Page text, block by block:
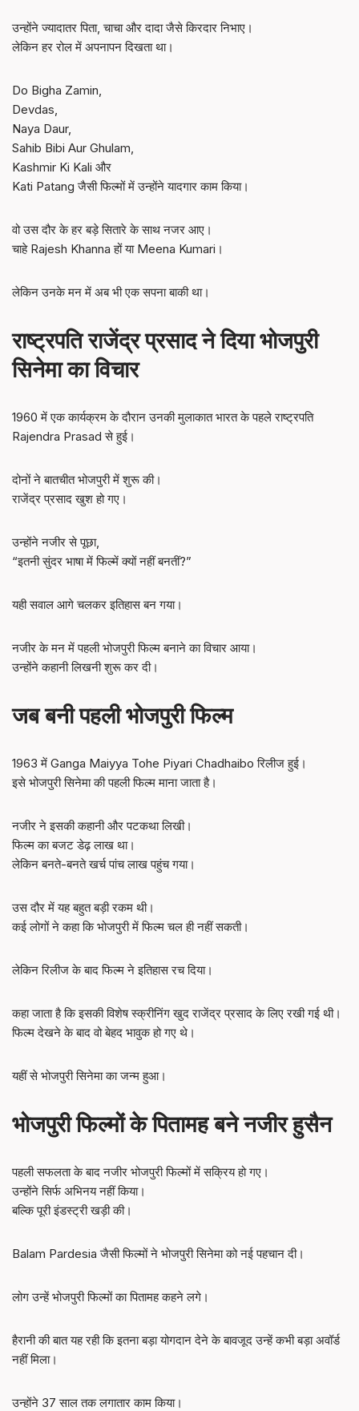
उन्होंने ज्यादातर पिता, चाचा और दादा जैसे किरदार निभाए।
लेकिन हर रोल में अपनापन दिखता था।
Do Bigha Zamin,
Devdas,
Naya Daur,
Sahib Bibi Aur Ghulam,
Kashmir Ki Kali और
Kati Patang जैसी फिल्मों में उन्होंने यादगार काम किया।
वो उस दौर के हर बड़े सितारे के साथ नजर आए।
चाहे Rajesh Khanna हों या Meena Kumari।
लेकिन उनके मन में अब भी एक सपना बाकी था।
राष्ट्रपति राजेंद्र प्रसाद ने दिया भोजपुरी
सिनेमा का विचार
1960 में एक कार्यक्रम के दौरान उनकी मुलाकात भारत के पहले राष्ट्रपति
Rajendra Prasad से हुई।
दोनों ने बातचीत भोजपुरी में शुरू की।
राजेंद्र प्रसाद खुश हो गए।
उन्होंने नजीर से पूछा,
“इतनी सुंदर भाषा में फिल्में क्यों नहीं बनतीं?”
यही सवाल आगे चलकर इतिहास बन गया।
नजीर के मन में पहली भोजपुरी फिल्म बनाने का विचार आया।
उन्होंने कहानी लिखनी शुरू कर दी।
जब बनी पहली भोजपुरी फिल्म
1963 में Ganga Maiyya Tohe Piyari Chadhaibo रिलीज हुई।
इसे भोजपुरी सिनेमा की पहली फिल्म माना जाता है।
नजीर ने इसकी कहानी और पटकथा लिखी।
फिल्म का बजट डेढ़ लाख था।
लेकिन बनते-बनते खर्च पांच लाख पहुंच गया।
उस दौर में यह बहुत बड़ी रकम थी।
कई लोगों ने कहा कि भोजपुरी में फिल्म चल ही नहीं सकती।
लेकिन रिलीज के बाद फिल्म ने इतिहास रच दिया।
कहा जाता है कि इसकी विशेष स्क्रीनिंग खुद राजेंद्र प्रसाद के लिए रखी गई थी।
फिल्म देखने के बाद वो बेहद भावुक हो गए थे।
यहीं से भोजपुरी सिनेमा का जन्म हुआ।
भोजपुरी फिल्मों के पितामह बने नजीर हुसैन
पहली सफलता के बाद नजीर भोजपुरी फिल्मों में सक्रिय हो गए।
उन्होंने सिर्फ अभिनय नहीं किया।
बल्कि पूरी इंडस्ट्री खड़ी की।
Balam Pardesia जैसी फिल्मों ने भोजपुरी सिनेमा को नई पहचान दी।
लोग उन्हें भोजपुरी फिल्मों का पितामह कहने लगे।
हैरानी की बात यह रही कि इतना बड़ा योगदान देने के बावजूद उन्हें कभी बड़ा अवॉर्ड
नहीं मिला।
उन्होंने 37 साल तक लगातार काम किया।